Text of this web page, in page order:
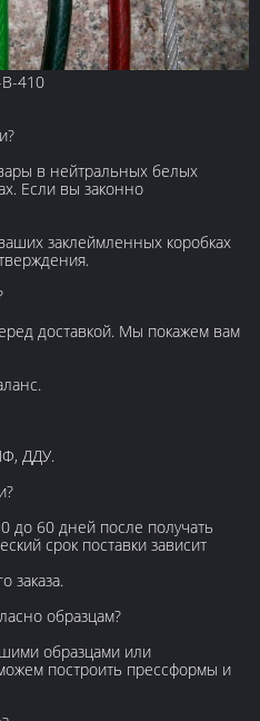
410
в нейтральных белых
Если вы законно
заклеймленных коробках
доставкой. Мы покажем вам
ДДУ.
до 60 дней после получать
срок поставки зависит
заказа.
образцам?
образцами или
построить прессформы и